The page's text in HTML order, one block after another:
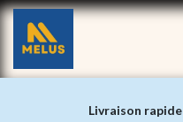
Se rendre au contenu
Livraison rapide